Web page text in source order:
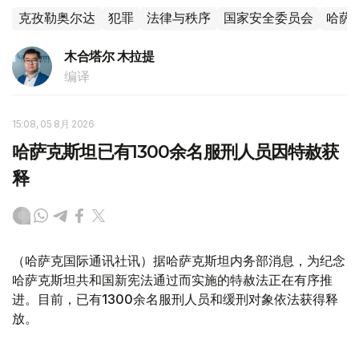
克孜勒奥尔达 犯罪 法律与秩序 国家安全委员会 哈萨
木合塔尔 木拉提
编译
15:08, 05 8月 2026
哈萨克斯坦已有1300余名服刑人员因特赦获
释
（哈萨克国际通讯社讯）据哈萨克斯坦内务部消息，为纪念
哈萨克斯坦共和国新宪法通过而实施的特赦法正在有序推
进。目前，已有1300余名服刑人员和缓刑对象依法获得释
放。